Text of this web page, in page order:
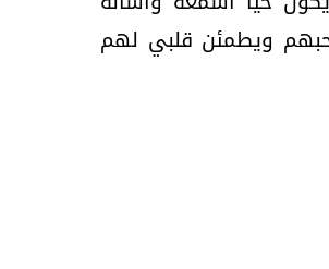
ويطمئن قلبي لهم